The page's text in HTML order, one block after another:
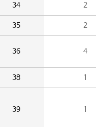
34 2
35 2
36 4
38 1
39 1